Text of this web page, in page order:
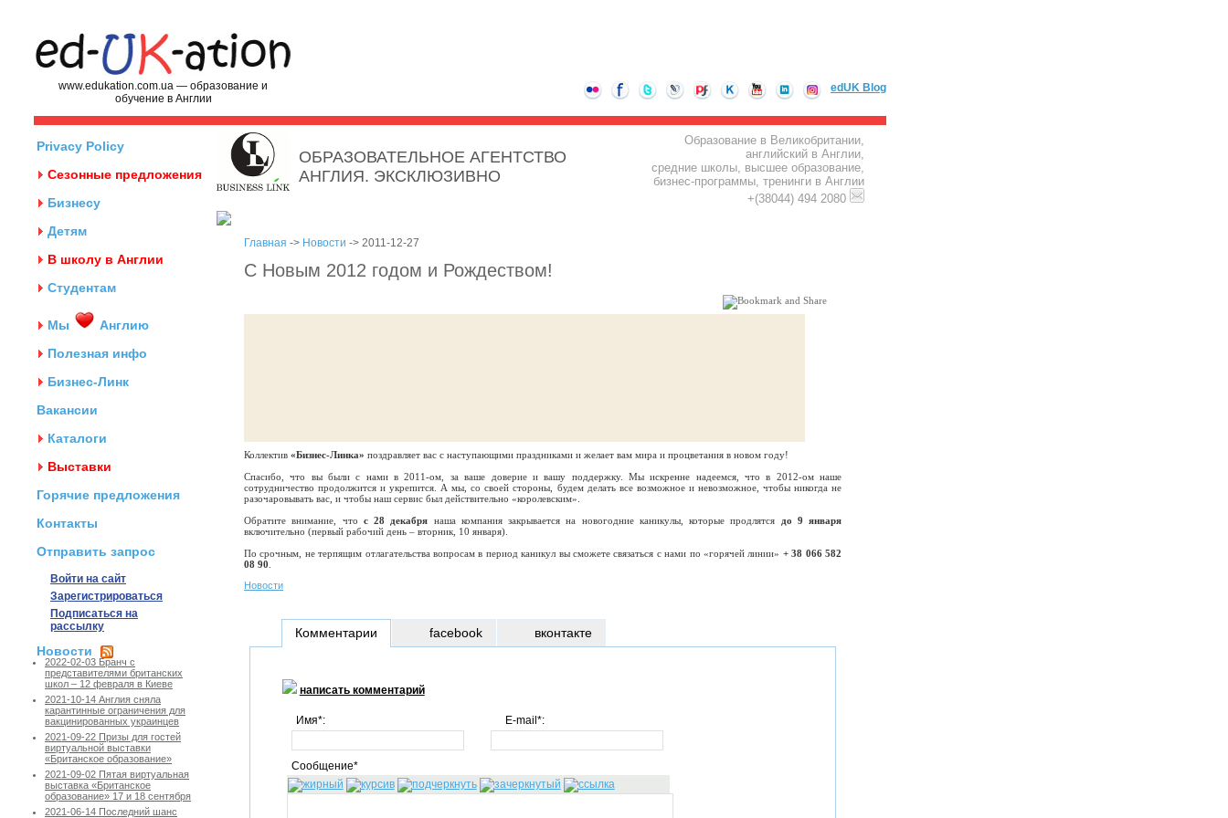
www.edukation.com.ua — образование и
обучение в Англии
edUK Blog
Privacy Policy
Сезонные предложения
Бизнесу
Детям
В школу в Англии
Студентам
Мы
Англию
Полезная инфо
Бизнес-Линк
Вакансии
Каталоги
Выставки
Горячие предложения
Контакты
Отправить запрос
Войти на сайт
Зарегистрироваться
Подписаться на
рассылку
Новости
2022-02-03 Бранч с
представителями британских
школ – 12 февраля в Киеве
2021-10-14 Англия сняла
карантинные ограничения для
вакцинированных украинцев
2021-09-22 Призы для гостей
виртуальной выставки
«Британское образование»
2021-09-02 Пятая виртуальная
выставка «Британское
образование» 17 и 18 сентября
2021-06-14 Последний шанс
ОБРАЗОВАТЕЛЬНОЕ АГЕНТСТВО
АНГЛИЯ. ЭКСКЛЮЗИВНО
Образование в Великобритании,
английский в Англии,
средние школы, высшее образование,
бизнес-программы, тренинги в Англии
+(38044) 494 2080
Главная -> Новости -> 2011-12-27
C Новым 2012 годом и Рождеством!
Коллектив «Бизнес-Линка» поздравляет вас с наступающими праздниками и желает вам мира и процветания в новом году!
Спасибо, что вы были с нами в 2011-ом, за ваше доверие и вашу поддержку. Мы искренне надеемся, что в 2012-ом наше
сотрудничество продолжится и укрепится. А мы, со своей стороны, будем делать все возможное и невозможное, чтобы никогда не
разочаровывать вас, и чтобы наш сервис был действительно «королевским».
Обратите внимание, что с 28 декабря наша компания закрывается на новогодние каникулы, которые продлятся
до 9 января
включительно (первый рабочий день – вторник, 10 января).
По срочным, не терпящим отлагательства вопросам в период каникул вы сможете связаться с нами по «горячей линии» + 38 066 582
08 90
Новости
Комментарии
написать комментарий
Имя*: E-mail*:
Сообщение*
facebook вконтакте